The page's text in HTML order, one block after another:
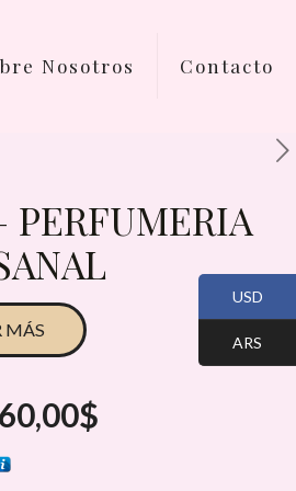
Nosotros Contacto
MÁS
El
60,00$
USD
ARS